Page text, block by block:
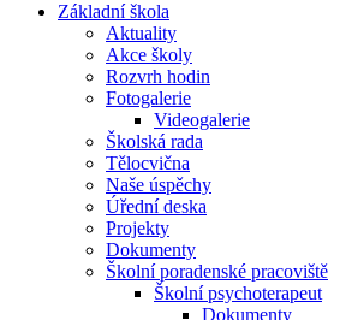
Základní škola
Aktuality
Akce školy
Rozvrh hodin
Fotogalerie
Videogalerie
Školská rada
Tělocvična
Naše úspěchy
Úřední deska
Projekty
Dokumenty
Školní poradenské pracoviště
Školní psychoterapeut
Dokumenty